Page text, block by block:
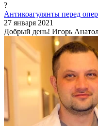
?
Антикоагулянты перед
27 января 2021
Добрый день! Игорь